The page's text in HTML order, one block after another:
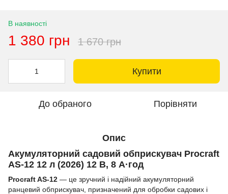
В наявності
1 380 грн 1 670 грн
Купити
До обраного Порівняти
Опис
Акумуляторний садовий обприскувач Procraft
AS-12 12 л (2026) 12 В, 8 А·год
Procraft AS-12 — це зручний і надійний акумуляторний
ранцевий обприскувач, призначений для обробки садових і